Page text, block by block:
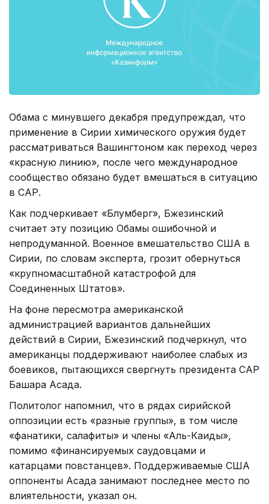
Обама с минувшего декабря предупреждал, что
применение в Сирии химического оружия будет
рассматриваться Вашингтоном как переход через
«красную линию», после чего международное
сообщество обязано будет вмешаться в ситуацию
в САР.
Как подчеркивает «Блумберг», Бжезинский
считает эту позицию Обамы ошибочной и
непродуманной. Военное вмешательство США в
Сирии, по словам эксперта, грозит обернуться
«крупномасштабной катастрофой для
Соединенных Штатов».
На фоне пересмотра американской
администрацией вариантов дальнейших
действий в Сирии, Бжезинский подчеркнул, что
американцы поддерживают наиболее слабых из
боевиков, пытающихся свергнуть президента САР
Башара Асада.
Политолог напомнил, что в рядах сирийской
оппозиции есть «разные группы», в том числе
«фанатики, салафиты» и члены «Аль-Каиды»,
помимо «финансируемых саудовцами и
катарцами повстанцев». Поддерживаемые США
оппоненты Асада занимают последнее место по
влиятельности, указал он.